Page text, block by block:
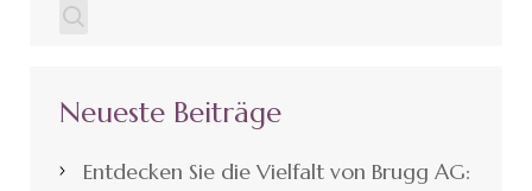
Neueste Beiträge
Entdecken Sie die Vielfalt von Brugg AG: